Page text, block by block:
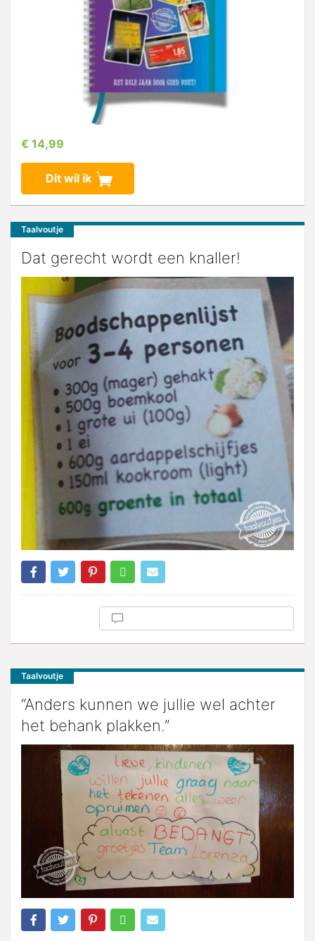
€ 14,99
Dit wil ik
Taalvoutje
Dat gerecht wordt een knaller!
Taalvoutje
“Anders kunnen we jullie wel achter
het behank plakken.”